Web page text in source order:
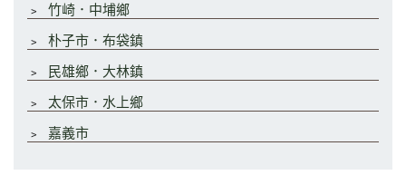
﹥
竹崎．中埔鄉
﹥
朴子市．布袋鎮
﹥
民雄鄉．大林鎮
﹥
太保市．水上鄉
﹥
嘉義市